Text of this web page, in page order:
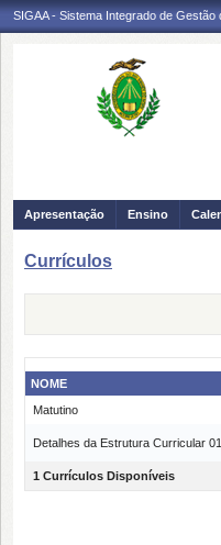
SIGAA - Sistema Integrado de Gestão
Apresentação Ensino
Currículos
NOME
Matutino
Detalhes da Estrutura Curricular
1 Currículos Disponíveis